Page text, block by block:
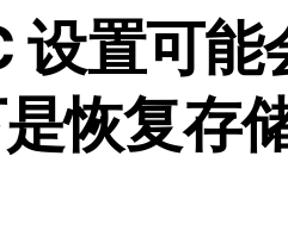
置可能
恢复存